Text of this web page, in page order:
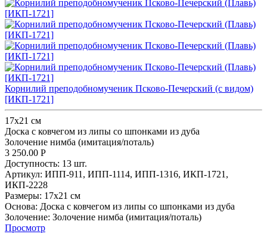
Корнилий преподобномученик Псково-Печерский (с видом)
[ИКП-1721]
17х21 см
Доска с ковчегом из липы со шпонками из дуба
Золочение нимба (имитация/поталь)
3 250.00 Р
Доступность: 13 шт.
Артикул: ИПП-911, ИПП-1114, ИПП-1316, ИКП-1721,
ИКП-2228
Размеры: 17х21 см
Основа: Доска с ковчегом из липы со шпонками из дуба
Золочение: Золочение нимба (имитация/поталь)
Просмотр